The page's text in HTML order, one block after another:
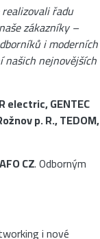
řadu
zákazníky –
i moderních
nejnovějších
electric, GENTEC
p. R., TEDOM,
CZ. Odborným
i nové